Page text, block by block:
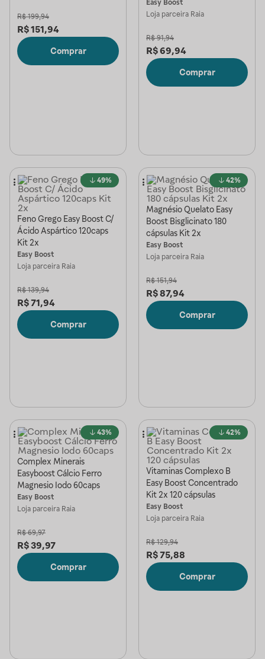
R$ 199,94
R$151,94
Comprar
Easy Boost
Loja parceira Raia
R$ 91,94
R$69,94
Comprar
49%
Feno Grego Easy Boost C/
Ácido Aspártico 120caps
Kit 2x
Easy Boost
Loja parceira Raia
R$ 139,94
R$71,94
Comprar
42%
Magnésio Quelato Easy
Boost Bisglicinato 180
cápsulas Kit 2x
Easy Boost
Loja parceira Raia
R$ 151,94
R$87,94
Comprar
43%
Complex Minerais
Easyboost Cálcio Ferro
Magnesio Iodo 60caps
Easy Boost
Loja parceira Raia
R$ 69,97
R$39,97
Comprar
42%
Vitaminas Complexo B
Easy Boost Concentrado
Kit 2x 120 cápsulas
Easy Boost
Loja parceira Raia
R$ 129,94
R$75,88
Comprar